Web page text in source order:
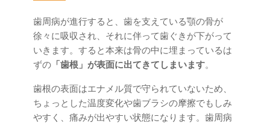
歯周病が進行すると、歯を支えている顎の骨が
徐々に吸収され、それに伴って歯ぐきが下がって
いきます。すると本来は骨の中に埋まっているは
ずの 「歯根」が表面に出てきてしまいます。
歯根の表面はエナメル質で守られていないため、
ちょっとした温度変化や歯ブラシの摩擦でもしみ
やすく、痛みが出やすい状態になります。歯周病